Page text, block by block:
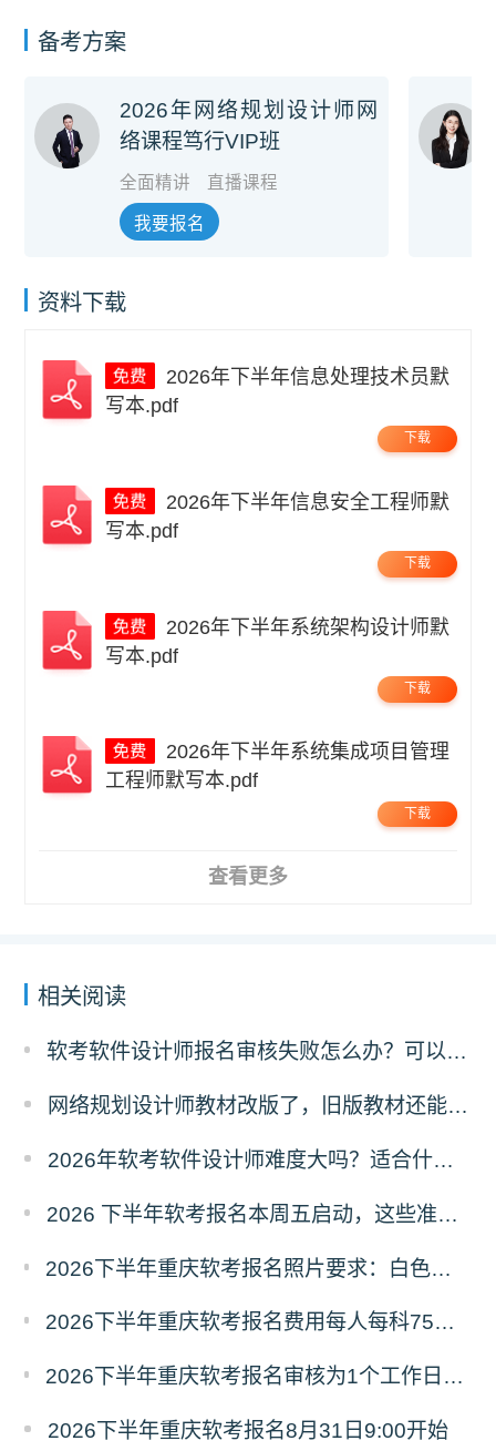
备考方案
2026年网络规划设计师网
络课程笃行VIP班
全面精讲 直播课程
我要报名
资料下载
写本.pdf
下载
写本.pdf
下载
写本.pdf
下载
工程师默写本.pdf
下载
查看更多
相关阅读
软考软件设计师报名审核失败怎么办？可以异地报考吗？
网络规划设计师教材改版了，旧版教材还能不能用？
2026年软考软件设计师难度大吗？适合什么人报考？
2026 下半年软考报名本周五启动，这些准备你做好了吗？
2026下半年重庆软考报名照片要求：白色、jpg、分辨率295*413、尺寸为2.5cm*3.5cm
2026下半年重庆软考报名费用每人每科75元，报名缴费9月16日17:00截止
2026下半年重庆软考报名审核为1个工作日内，报考人员自行登录查看结果
2026下半年重庆软考报名8月31日9:00开始